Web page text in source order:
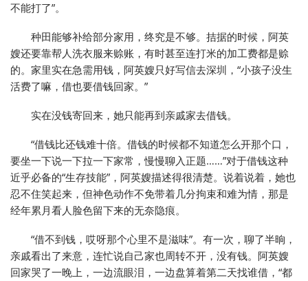
不能打了”。
种田能够补给部分家用，终究是不够。拮据的时候，阿英
嫂还要靠帮人洗衣服来赊账，有时甚至连打米的加工费都是赊
的。家里实在急需用钱，阿英嫂只好写信去深圳，“小孩子没生
活费了嘛，借也要借钱回家。”
实在没钱寄回来，她只能再到亲戚家去借钱。
“借钱比还钱难十倍。借钱的时候都不知道怎么开那个口，
要坐一下说一下拉一下家常，慢慢聊入正题……”对于借钱这种
近乎必备的“生存技能”，阿英嫂描述得很清楚。说着说着，她也
忍不住笑起来，但神色动作不免带着几分拘束和难为情，那是
经年累月看人脸色留下来的无奈隐痕。
“借不到钱，哎呀那个心里不是滋味”。有一次，聊了半晌，
亲戚看出了来意，连忙说自己家也周转不开，没有钱。阿英嫂
回家哭了一晚上，一边流眼泪，一边盘算着第二天找谁借，“都